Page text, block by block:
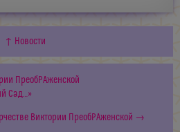
↑ Новости
ПреобРАженской
Сад…»
Виктории ПреобРАженской →